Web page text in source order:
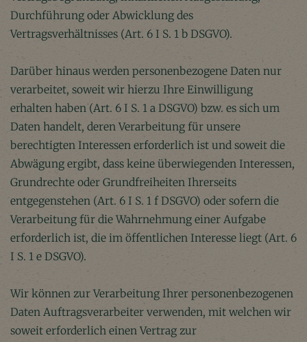
Durchführung oder Abwicklung des
Vertragsverhältnisses (Art. 6 I S. 1 b DSGVO).
Darüber hinaus werden personenbezogene Daten nur
verarbeitet, soweit wir hierzu Ihre Einwilligung
erhalten haben (Art. 6 I S. 1 a DSGVO) bzw. es sich um
Daten handelt, deren Verarbeitung für unsere
berechtigten Interessen erforderlich ist und soweit die
Abwägung ergibt, dass keine überwiegenden Interessen,
Grundrechte oder Grundfreiheiten Ihrerseits
entgegenstehen (Art. 6 I S. 1 f DSGVO) oder sofern die
Verarbeitung für die Wahrnehmung einer Aufgabe
erforderlich ist, die im öffentlichen Interesse liegt (Art. 6
I S. 1 e DSGVO).
Wir können zur Verarbeitung Ihrer personenbezogenen
Daten Auftragsverarbeiter verwenden, mit welchen wir
soweit erforderlich einen Vertrag zur